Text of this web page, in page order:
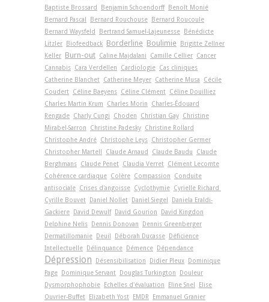
Baptiste Brossard
Benjamin Schoendorff Benoît Monié
Bernard Pascal
Bernard Rouchouse Bernard Roucoule
Bernard Waysfeld
Bertrand Samuel-Lajeunesse Bénédicte
Litzler Biofeedback Borderline Boulimie Brigitte Zellner
Keller Burn-out Caline Majdalani Camille Cellier Cancer
Cannabis Cara Verdellen Cardiologie Cas cliniques
Catherine Blanchet Catherine Meyer Catherine Musa
Cécile
Coudert Céline Baeyens Céline Clément Céline Douilliez
Charles Martin Krum
Charles Morin
Charles-Édouard
Rengade Charly Cungi Choden Christian Gay Christine
Mirabel-Sarron
Christine Padesky Christine Rollard
Christophe André Christophe Leys Christopher Germer
Christopher Martell
Claude Arnaud Claude Baudu
Claude
Berghmans Claude Penet Claudia Verret Clément Lecomte
Cohérence cardiaque Colère Compassion
Conduite
antisociale Crises d'angoisse Cyclothymie Cyrielle Richard
Cyrille Bouvet Daniel Nollet Daniel Siegel
Daniela Eraldi-
Gackiere David Dewulf David Gourion
David Kingdon
Delphine Nelis Dennis Donovan
Dennis Greenberger
Dermatillomanie Deuil Déborah Ducasse Déficience
Intellectuelle Délinquance Démence Dépendance
Dépression Désensibilisation Didier Pleux Dominique
Page Dominique Servant Douglas Turkington
Douleur
Dysmorphophobie Echelles d'évaluation Eline Snel
Elise
Ouvrier-Buffet Elizabeth Yost EMDR
Emmanuel Granier